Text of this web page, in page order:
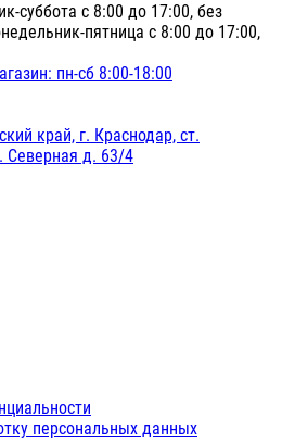
суббота с 8:00 до 17:00, без
пятница с 8:00 до 17:00,
пн-сб 8:00-18:00
край, г. Краснодар, ст.
Северная д. 63/4
персональных данных